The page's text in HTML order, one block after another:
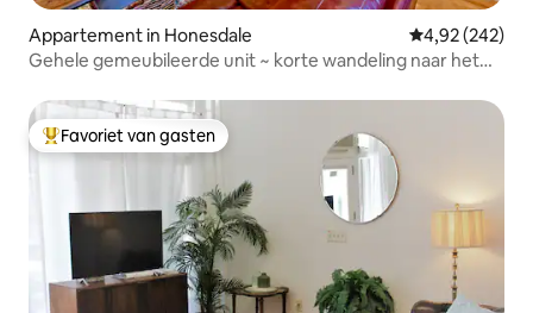
Appartement in Honesdale Gemiddelde
4,92 (242)
Gehele gemeubileerde unit ~ korte wandeling naar het
Topfavoriet van gasten
Favoriet van gasten